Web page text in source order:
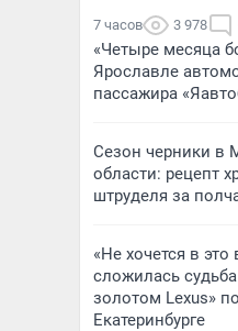
7 часов 3 978
«Четыре месяца
Ярославле
пассажира
Сезон черники в
области: рецепт
штруделя за
«Не хочется в это
сложилась
золотом Lexus»
Екатеринбурге